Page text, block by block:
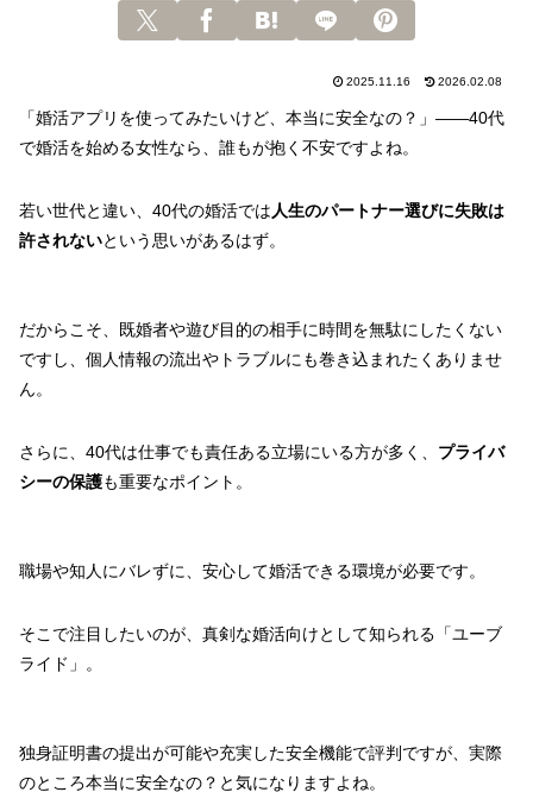
2025.11.16 2026.02.08
「婚活アプリを使ってみたいけど、本当に安全なの？」——40代
で婚活を始める女性なら、誰もが抱く不安ですよね。
若い世代と違い、40代の婚活では人生のパートナー選びに失敗は
許されないという思いがあるはず。
だからこそ、既婚者や遊び目的の相手に時間を無駄にしたくない
ですし、個人情報の流出やトラブルにも巻き込まれたくありませ
ん。
さらに、40代は仕事でも責任ある立場にいる方が多く、 プライバ
シーの保護も重要なポイント。
職場や知人にバレずに、安心して婚活できる環境が必要です。
そこで注目したいのが、真剣な婚活向けとして知られる「ユーブ
ライド」。
独身証明書の提出が可能や充実した安全機能で評判ですが、実際
のところ本当に安全なの？と気になりますよね。